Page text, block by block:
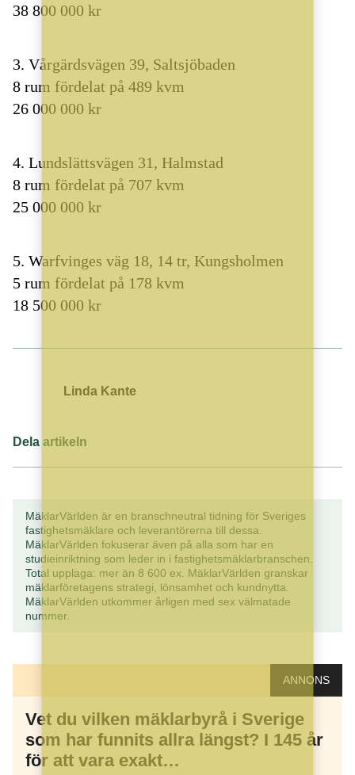
38 800 000 kr
3. Vårgärdsvägen 39, Saltsjöbaden
8 rum fördelat på 489 kvm
26 000 000 kr
4. Lundslättsvägen 31, Halmstad
8 rum fördelat på 707 kvm
25 000 000 kr
5. Warfvinges väg 18, 14 tr, Kungsholmen
5 rum fördelat på 178 kvm
18 500 000 kr
Linda Kante
Dela artikeln
MäklarVärlden är en branschneutral tidning för Sveriges
fastighetsmäklare och leverantörerna till dessa.
MäklarVärlden fokuserar även på alla som har en
studieinriktning som leder in i fastighetsmäklarbranschen.
Total upplaga: mer än 8 600 ex. MäklarVärlden granskar
mäklarföretagens strategi, lönsamhet och kundnytta.
MäklarVärlden utkommer årligen med sex välmatade
nummer.
ANNONS
Vet du vilken mäklarbyrå i Sverige
som har funnits allra längst? I 145 år
för att vara exakt…